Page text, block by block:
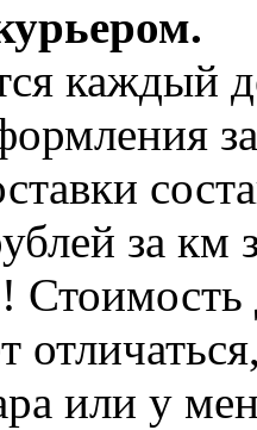
каждый
за км
или у